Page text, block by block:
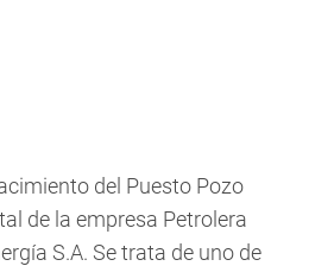
del Puesto Pozo
de la empresa Petrolera
S.A. Se trata de uno de